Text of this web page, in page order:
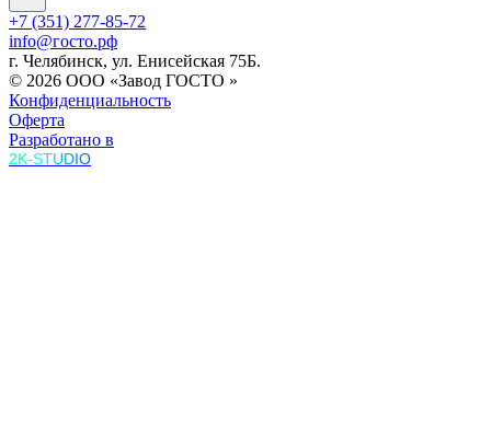
+7 (351) 277-85-72
info@госто.рф
г. Челябинск, ул. Енисейская 75Б.
© 2026 ООО «Завод ГОСТО »
Конфиденциальность
Оферта
Разработано в
2K-STUDIO